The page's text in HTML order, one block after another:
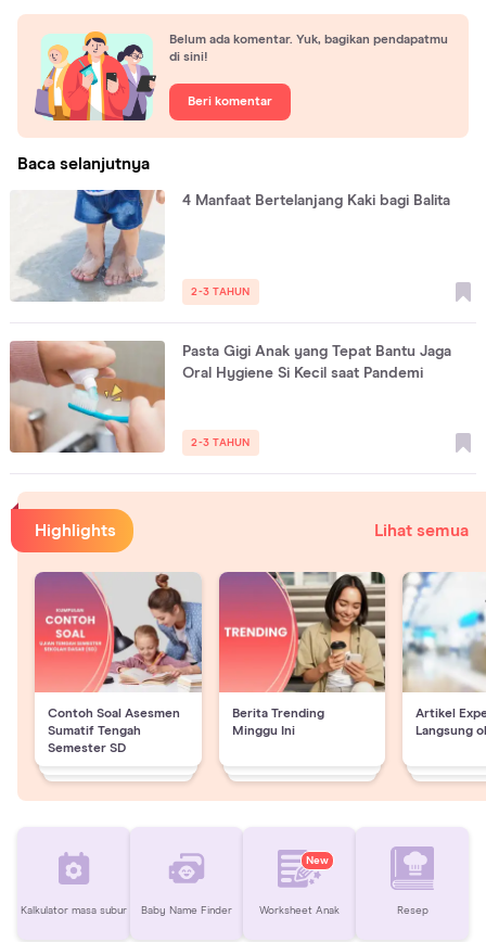
Belum ada komentar. Yuk, bagikan pendapatmu
di sini!
Beri komentar
Baca selanjutnya
4 Manfaat Bertelanjang Kaki bagi Balita
2-3 TAHUN
Pasta Gigi Anak yang Tepat Bantu Jaga
Oral Hygiene Si Kecil saat Pandemi
2-3 TAHUN
Highlights Lihat semua
Contoh Soal Asesmen
Sumatif Tengah
Semester SD
Berita Trending
Minggu Ini
Artikel
Langsung
Kalkulator masa subur Baby Name Finder
New
Worksheet Anak Resep